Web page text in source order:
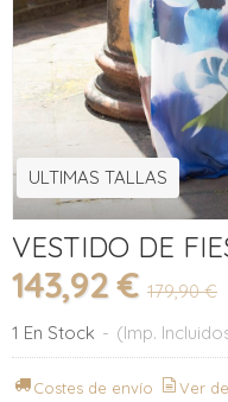
ULTIMAS TALLAS
VESTIDO DE
143,92 € 179,90 €
1 En Stock - (Imp.
Costes de envío Ver